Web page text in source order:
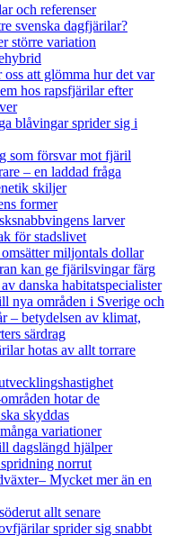
och referenser
svenska dagfjärilar?
större variation
att glömma hur det var
hos rapsfjärilar efter
blåvingar sprider sig i
som försvar mot fjäril
– en laddad fråga
skiljer
former
larver
för stadslivet
miljontals dollar
kan ge fjärilsvingar färg
danska habitatspecialister
nya områden i Sverige och
– betydelsen av klimat,
särdrag
hotas av allt torrare
hotar de
skyddas
variationer
dagslängd hjälper
norrut
Mycket mer än en
allt senare
sprider sig snabbt